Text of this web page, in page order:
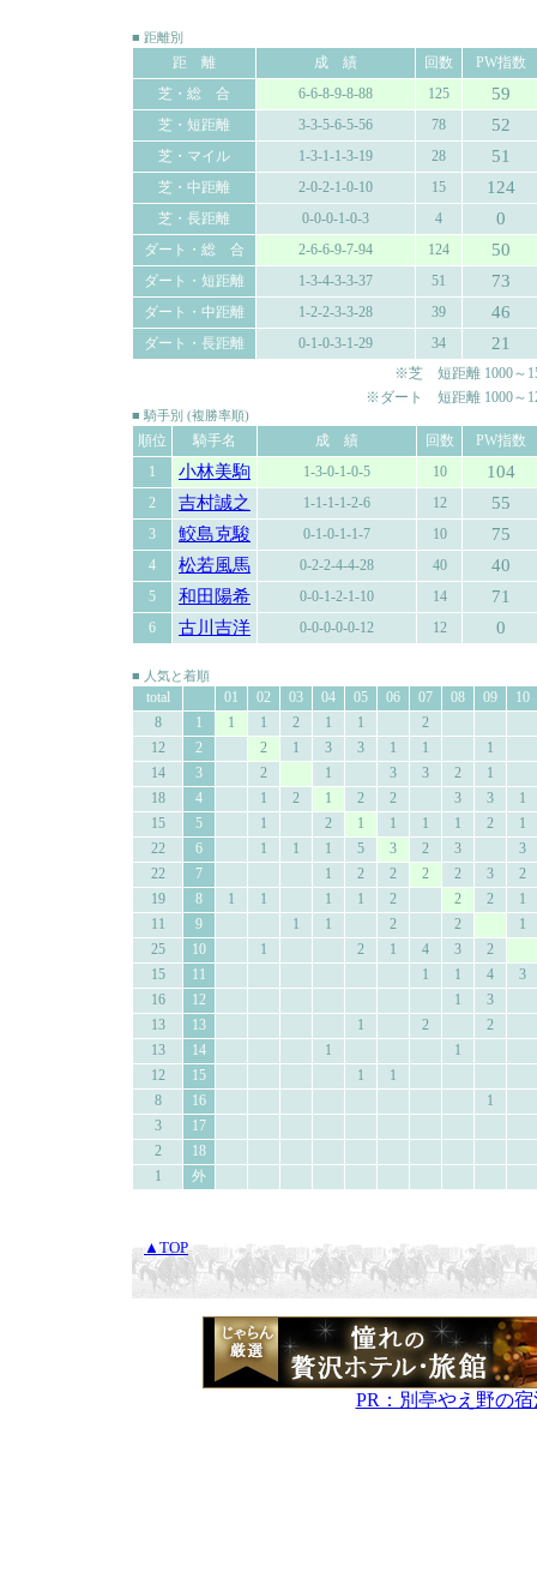
■ 距離別
距 離 成 績 回数
PW指数
芝・総 合
6-6-8-9-8-88 125 59
芝・短距離 3-3-5-6-5-56 78 52
芝・マイル 1-3-1-1-3-19 28 51
芝・中距離 2-0-2-1-0-10 15 124
芝・長距離 0-0-0-1-0-3 4 0
ダート・総 合 2-6-6-9-7-94 124 50
ダート・短距離 1-3-4-3-3-37 51 73
ダート・中距離 1-2-2-3-3-28 39 46
ダート・長距離 0-1-0-3-1-29 34 21
※芝 短距離 1000～
※ダート 短距離 1000～
■ 騎手別 (複勝率順)
順位 騎手名 成 績 回数
PW指数
1
小林美駒 1-3-0-1-0-5 10 104
2 吉村誠之 1-1-1-1-2-6 12 55
3 鮫島克駿 0-1-0-1-1-7 10 75
4 松若風馬 0-2-2-4-4-28 40 40
5 和田陽希 0-0-1-2-1-10 14 71
6 古川吉洋 0-0-0-0-0-12 12 0
■ 人気と着順
total 01 02 03 04 05 06 07 08 09
10
8
1 1 1 2 1 1
2
12
2 2 1 3 3 1 1
1
14
3 2 1 3 3 2
1
18
4 1 2 1 2 2 3 3
1
15
5 1 2 1 1 1 1 2
1
22
6 1 1 1 5 3 2 3
3
22
7 1 2 2 2 2 3
2
19
8 1 1 1 1 2 2 2
1
11
9 1 1 2 2
1
25
10 1 2 1 4 3
2
15
11 1 1 4
3
16
12 1
3
13
13 1 2
2
13
14 1
1
12
15 1
1
8
16
1
3
17
2
18
1
外
▲TOP
PR：別亭やえ野の